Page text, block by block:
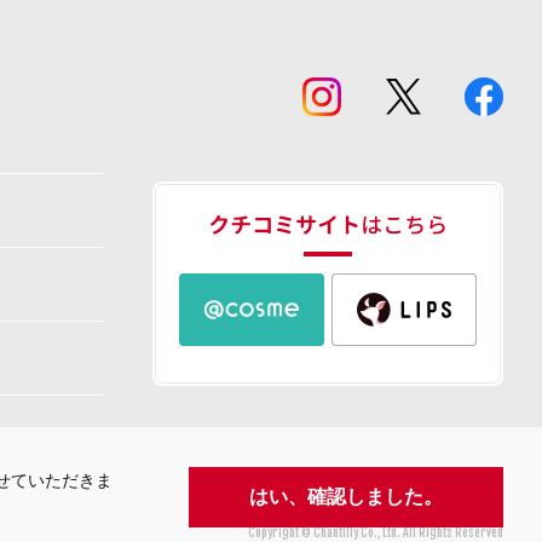
Copyright © Chantilly Co., Ltd. All Rights Reserved
ていただきま
はい、確認しました。